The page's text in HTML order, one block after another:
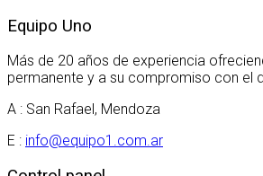
Equipo Uno
Más de 20 años de experiencia
permanente y a su compromiso con el
A : San Rafael, Mendoza
E : info@equipo1.com.ar